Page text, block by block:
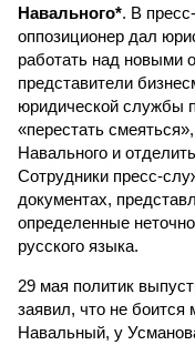
Навального*. В
оппозиционер дал
работать над новыми
представители
юридической службы
«перестать
Навального и
Сотрудники пресс-
документах,
определенные
русского языка.
29 мая политик
заявил, что не
Навальный, у